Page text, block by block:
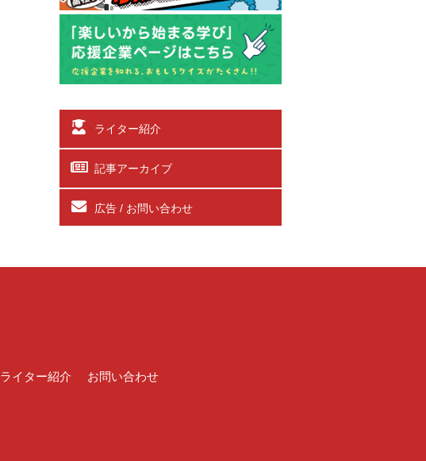
ライター紹介
記事アーカイブ
広告 / お問い合わせ
ライター紹介 お問い合わせ